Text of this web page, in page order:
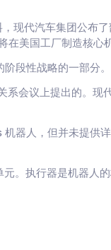
现代汽车集团公布
美国工厂制造核心
段性战略的一部分。
会议上提出的。现
器人，但并未提供
。执行器是机器人